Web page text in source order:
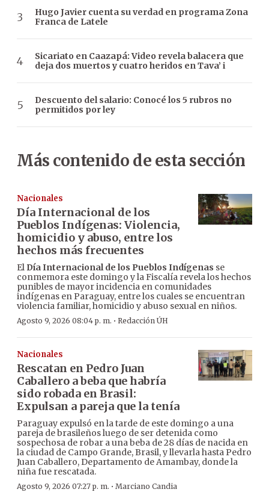
Hugo Javier cuenta su verdad en programa Zona
Franca de Latele
Sicariato en Caazapá: Video revela balacera que
deja dos muertos y cuatro heridos en Tava’ i
Descuento del salario: Conocé los 5 rubros no
permitidos por ley
Más contenido de esta sección
Nacionales
Día Internacional de los
Pueblos Indígenas: Violencia,
homicidio y abuso, entre los
hechos más frecuentes
El Día Internacional de los Pueblos Indígenas se
conmemora este domingo y la Fiscalía revela los hechos
punibles de mayor incidencia en comunidades
indígenas en Paraguay, entre los cuales se encuentran
violencia familiar, homicidio y abuso sexual en niños.
Agosto 9, 2026 08:04 p. m. · Redacción ÚH
Nacionales
Rescatan en Pedro Juan
Caballero a beba que habría
sido robada en Brasil:
Expulsan a pareja que la tenía
Paraguay expulsó en la tarde de este domingo a una
pareja de brasileños luego de ser detenida como
sospechosa de robar a una beba de 28 días de nacida en
la ciudad de Campo Grande, Brasil, y llevarla hasta Pedro
Juan Caballero, Departamento de Amambay, donde la
niña fue rescatada.
Agosto 9, 2026 07:27 p. m. · Marciano Candia